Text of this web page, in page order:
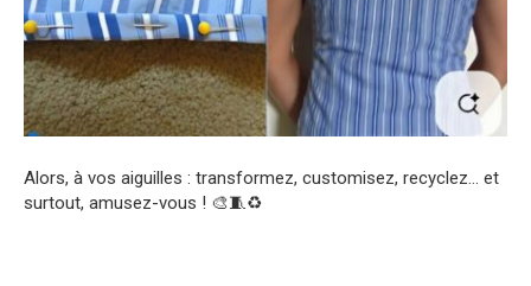
Alors, à vos aiguilles : transformez, customisez, recyclez… et
surtout, amusez-vous ! 🎨🧵♻️